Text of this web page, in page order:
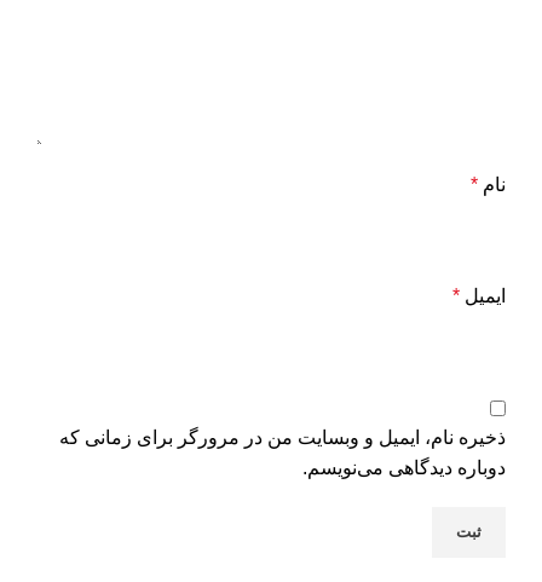
نام *
ایمیل *
ذخیره نام، ایمیل و وبسایت من در مرورگر برای زمانی که
دوباره دیدگاهی می‌نویسم.